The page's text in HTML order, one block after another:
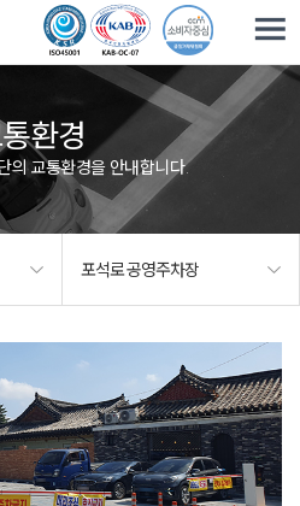
환경
의 교통환경을 안내합니다.
포석로 공영주차장